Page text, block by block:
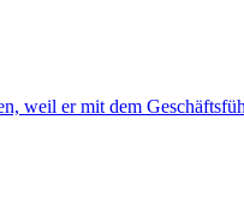
weil er mit dem